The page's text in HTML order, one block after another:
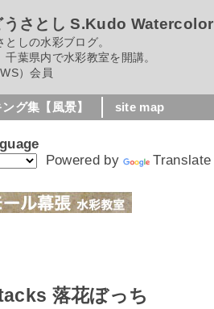
うさとし S.Kudo Watercolor
しの水彩ブログ。
葉県内で水彩教室を開講。
）会員
グ集【風景】 site map
Powered by
Translate
落花ぼっち